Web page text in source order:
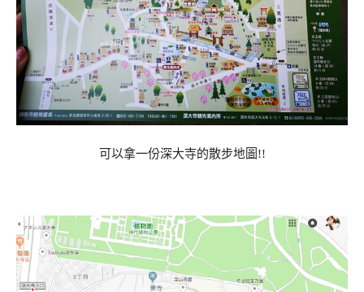
可以拿一份深大寺的散步地圖!!